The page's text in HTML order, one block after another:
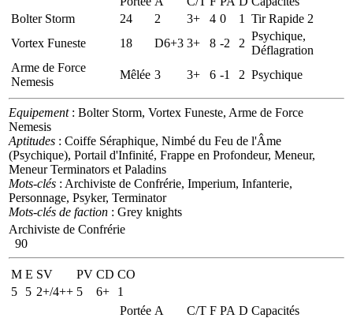
Bolter Storm
24 2 3+ 4 0 1
Tir Rapide 2
Vortex Funeste
18 D6+3 3+ 8 -2 2
Psychique,
Déflagration
Arme de Force
Nemesis
Mêlée 3 3+ 6 -1 2 Psychique
Equipement: Bolter Storm, Vortex Funeste, Arme de Force
Nemesis
Aptitudes : Coiffe Séraphique, Nimbé du Feu de l'Âme
(Psychique), Portail d'Infinité, Frappe en Profondeur, Meneur,
Meneur Terminators et Paladins
Mots-clés : Archiviste de Confrérie, Imperium, Infanterie,
Personnage, Psyker, Terminator
Mots-clés de faction : Grey knights
Archiviste de Confrérie
90
M E SV PV CD CO
5
5 2+/4++ 5 6+
1
Portée A C/T F PA D Capacités